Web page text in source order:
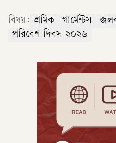
বিষয়: শ্রমিক গার্মেন্টস
পরিবেশ দিবস ২০২৬